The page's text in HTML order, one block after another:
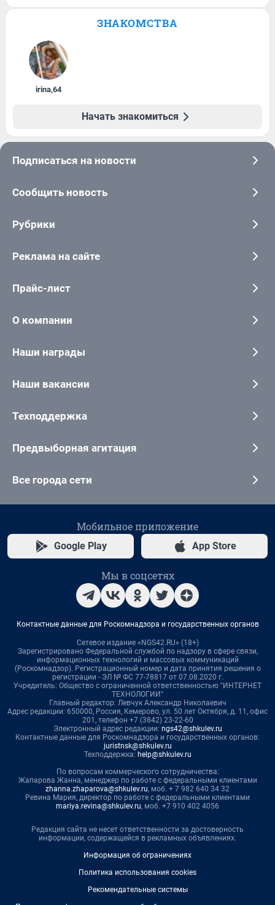
ЗНАКОМСТВА
irina,64
Начать знакомиться
Подписаться на новости
Сообщить новость
Рубрики
Реклама на сайте
Прайс-лист
О компании
Наши награды
Наши вакансии
Техподдержка
Предвыборная агитация
Все города сети
Мобильное приложение
Google Play App Store
Мы в соцсетях
Контактные данные для Роскомнадзора и государственных органов
Сетевое издание «NGS42.RU» (18+)
Зарегистрировано Федеральной службой по надзору в сфере связи,
информационных технологий и массовых коммуникаций
(Роскомнадзор). Регистрационный номер и дата принятия решения о
регистрации - ЭЛ № ФС 77-78817 от 07.08.2020 г.
Учредитель: Общество с ограниченной ответственностью "ИНТЕРНЕТ
ТЕХНОЛОГИИ"
Главный редактор: Левчук Александр Николаевич
Адрес редакции: 650000, Россия, Кемерово, ул. 50 лет Октября, д. 11, офис
201, телефон +7 (3842) 23-22-60
Электронный адрес редакции: ngs42@shkulev.ru
Контактные данные для Роскомнадзора и государственных органов:
juristnsk@shkulev.ru
Техподдержка: help@shkulev.ru
По вопросам коммерческого сотрудничества:
Жапарова Жанна, менеджер по работе с федеральными клиентами
zhanna.zhaparova@shkulev.ru, моб. + 7 982 640 34 32
Ревина Мария, директор по работе с федеральными клиентами
mariya.revina@shkulev.ru, моб. +7 910 402 4056
Редакция сайта не несет ответственности за достоверность
информации, содержащейся в рекламных объявлениях.
Информация об ограничениях
Политика использования cookies
Рекомендательные системы